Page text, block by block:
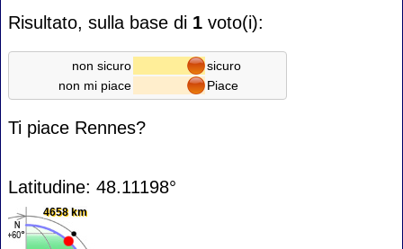
Risultato, sulla base di 1 voto(i):
non sicuro
sicuro
non mi piace
Piace
Ti piace Rennes?
Latitudine: 48.11198°
4658 km